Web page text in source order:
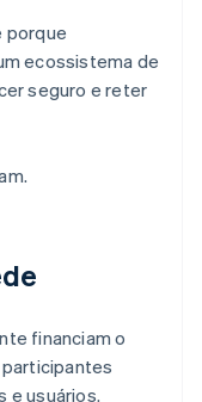
porque
ecossistema de
seguro e reter
financiam o
e usuários.